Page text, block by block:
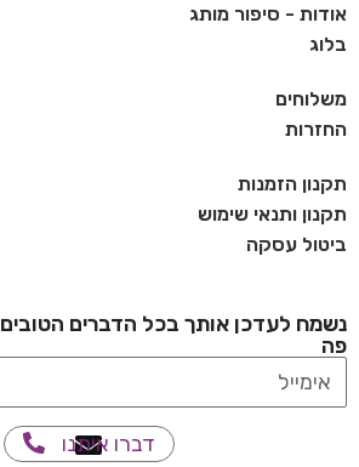
אודות - סיפור מותג
בלוג
משלוחים
החזרות
תקנון הזמנות
תקנון ותנאי שימוש
ביטול עסקה
נשמח לעדכן אותך בכל הדברים
פה
דברו איתנו